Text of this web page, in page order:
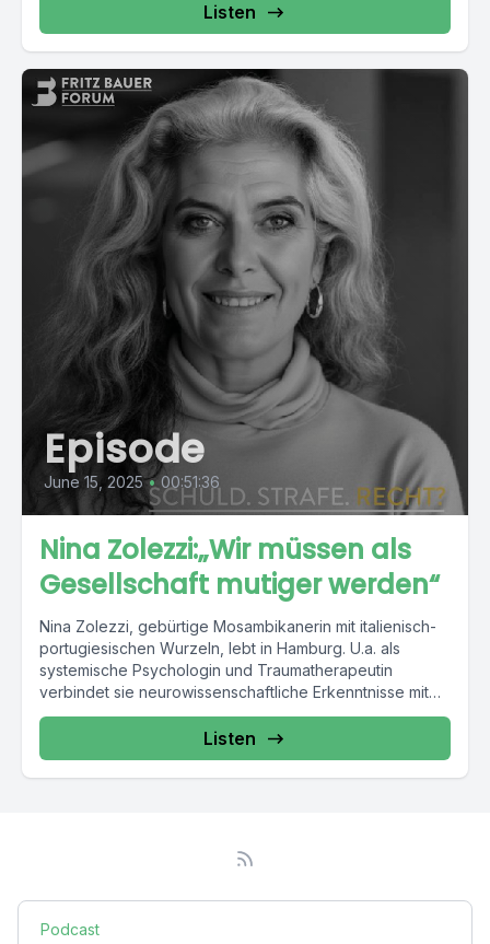
Listen
Episode
June 15, 2025 • 00:51:36
Nina Zolezzi:„Wir müssen als
Gesellschaft mutiger werden“
Nina Zolezzi, gebürtige Mosambikanerin mit italienisch-
portugiesischen Wurzeln, lebt in Hamburg. U.a. als
systemische Psychologin und Traumatherapeutin
verbindet sie neurowissenschaftliche Erkenntnisse mit
Führungskompetenz. Nach 30...
Listen
Podcast